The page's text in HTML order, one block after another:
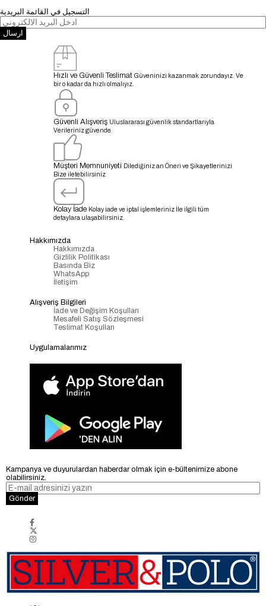
التسجيل في القائمة البريدية
ارسال
Hızlı ve Güvenli Teslimat Güveninizi kazanmak zorundayız. Ve
bir o kadar da hızlı olmalıyız.
Güvenli Alışveriş Uluslararası güvenlik standartlarıyla
Verileriniz güvende
Müşteri Memnuniyeti Dilediğiniz an Öneri ve Şikayetlerinizi
Bize iletebilirsiniz
Kolay İade Kolay iade ve iptal işlemleriniz İle ilgili tüm
detaylara ulaşabilirsiniz.
Hakkımızda
Hakkımızda
Gizlilik Politikası
Basında Biz
WhatsApp
İletişim
Alışveriş Bilgileri
İade ve Değişim Koşulları
Mesafeli Satış Sözleşmesi
Teslimat Koşulları
Uygulamalarımız
Kampanya ve duyurulardan haberdar olmak için e-bültenimize abone
olabilirsiniz.
Gönder